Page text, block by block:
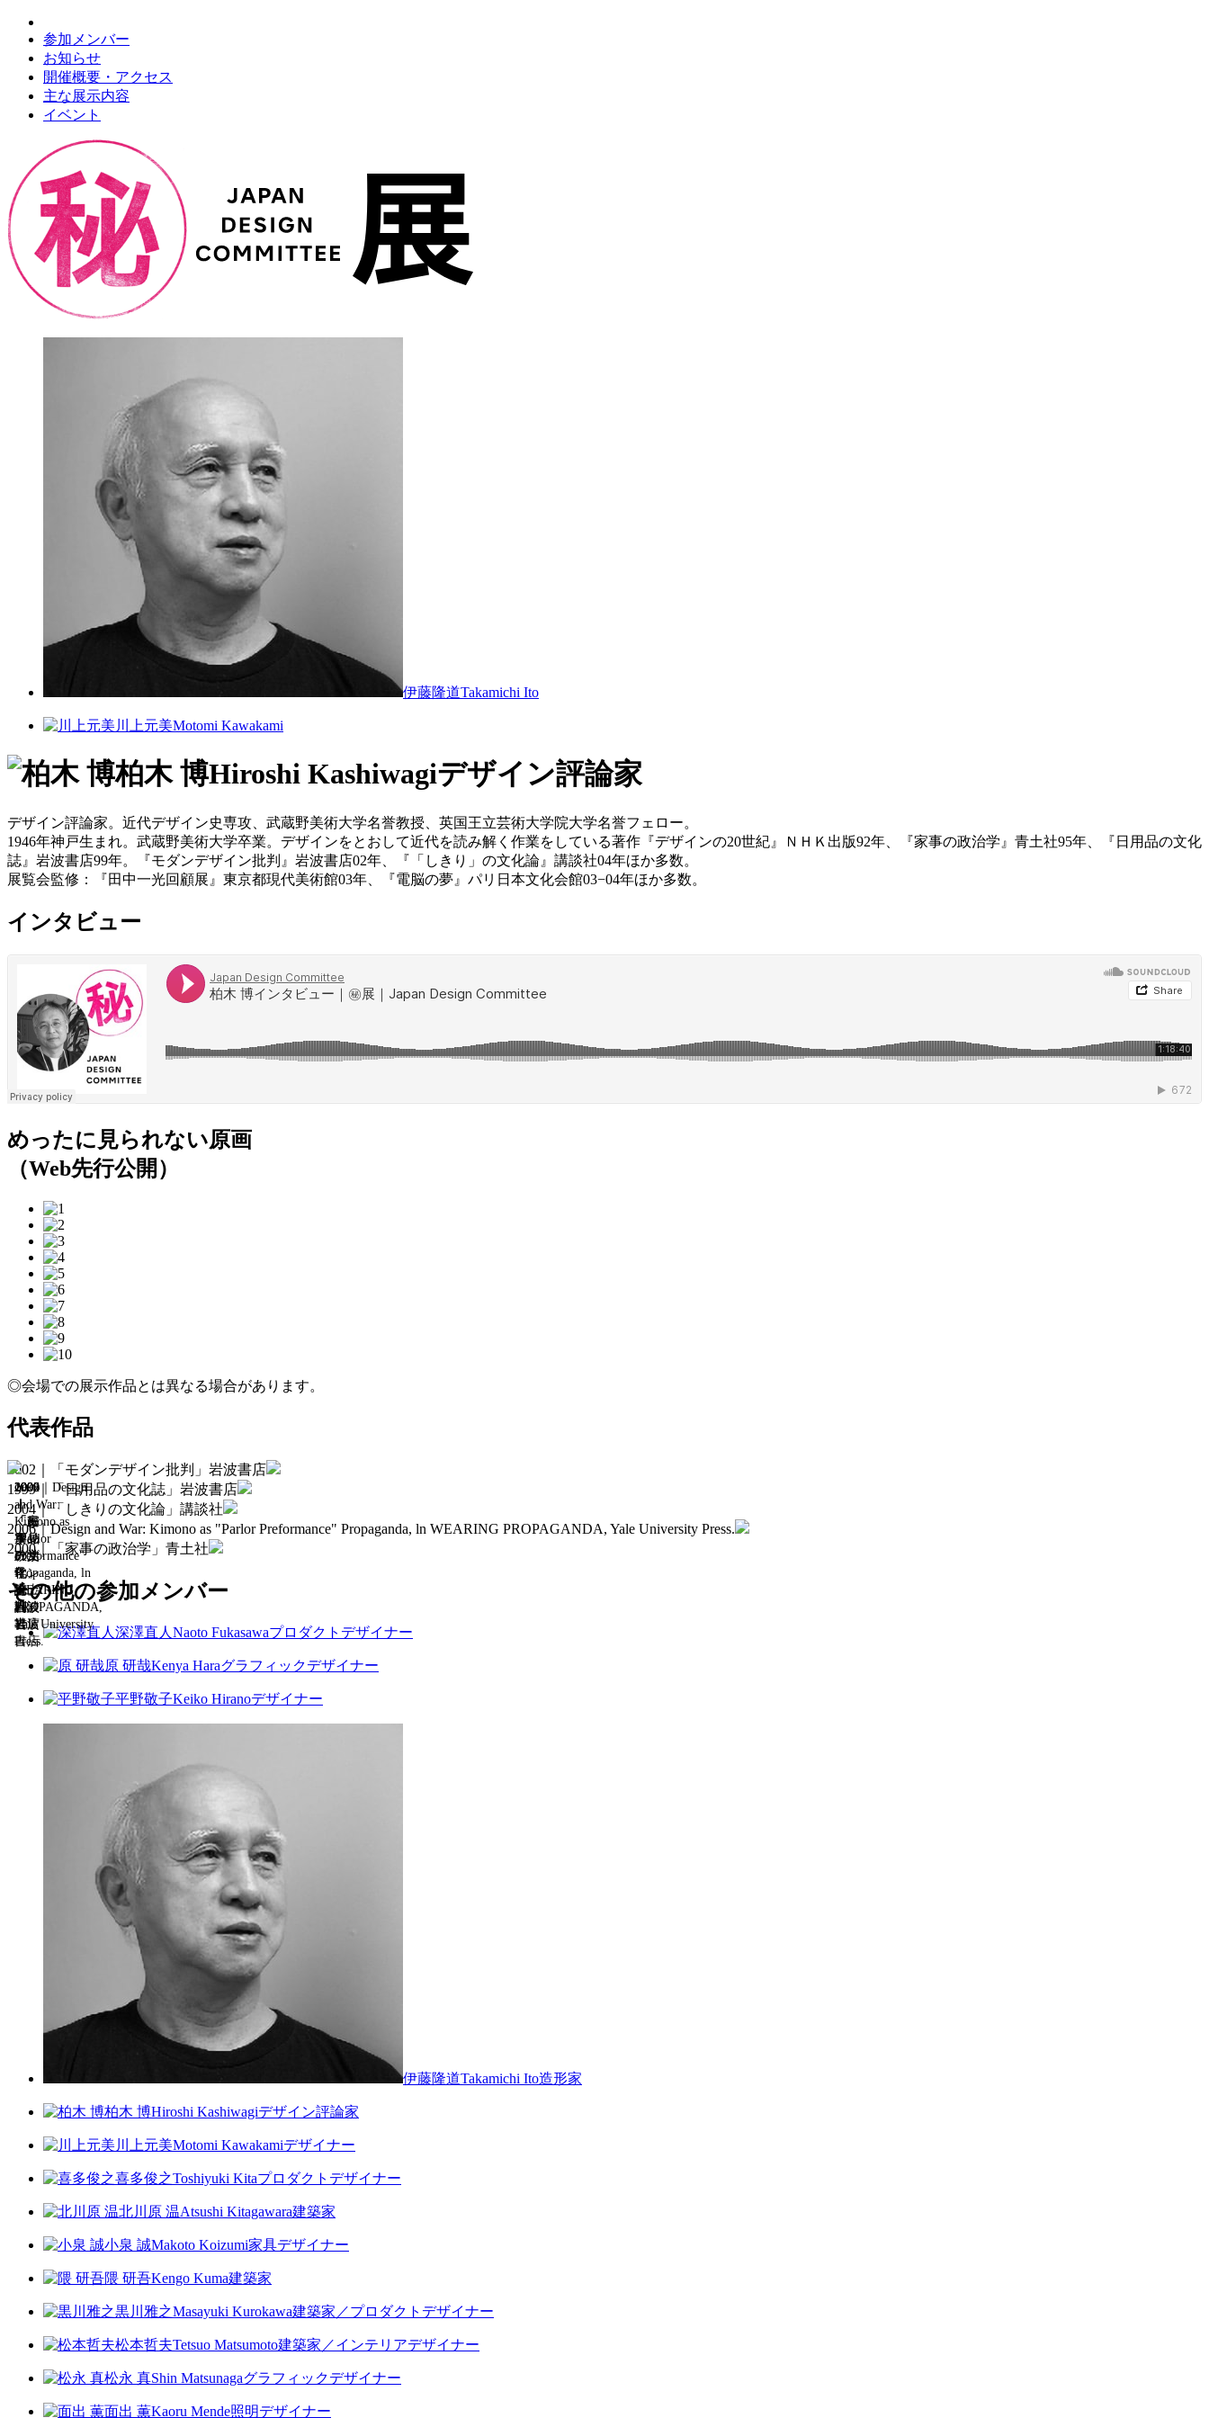
参加メンバー
お知らせ
開催概要・アクセス
主な展示内容
イベント
伊藤隆道Takamichi Ito
川上元美Motomi Kawakami
柏木 博Hiroshi Kashiwagiデザイン評論家
デザイン評論家。近代デザイン史専攻、武蔵野美術大学名誉教授、英国王立芸術大学院大学名誉フェロー。
1946年神戸生まれ。武蔵野美術大学卒業。デザインをとおして近代を読み解く作業をしている著作『デザインの20世紀』ＮＨＫ出版92年、『家事の政治学』青土社95年、『日用品の文化
誌』岩波書店99年。『モダンデザイン批判』岩波書店02年、『「しきり」の文化論』講談社04年ほか多数。
展覧会監修：『田中一光回顧展』東京都現代美術館03年、『電脳の夢』パリ日本文化会館03−04年ほか多数。
インタビュー
めったに見られない原画
（Web先行公開）
◎会場での展示作品とは異なる場合があります。
代表作品
2002
｜
「モ
ダン
デザ
イン
批
判」
岩波
書店
1999
｜
「日
用品
の文
化
誌」
岩波
書店
2004
｜
「し
きり
の文
化
論」
講談
社
2006｜Design
and War:
Kimono as
"Parlor
Preformance"
Propaganda, ln
WEARING
PROPAGANDA,
Yale University
Press.
2000
｜
「家
事の
政治
学」
青土
社
2002｜「モダンデザイン批判」岩波書店
1999｜「日用品の文化誌」岩波書店
2004｜「しきりの文化論」講談社
2006｜Design and War: Kimono as "Parlor Preformance" Propaganda, ln WEARING PROPAGANDA, Yale University Press.
2000｜「家事の政治学」青土社
その他の参加メンバー
深澤直人 Naoto Fukasawaプロダクトデザイナー
原 研哉Kenya Haraグラフィックデザイナー
平野敬子Keiko Hiranoデザイナー
伊藤隆道Takamichi Ito造形家
柏木 博Hiroshi Kashiwagiデザイン評論家
川上元美Motomi Kawakamiデザイナー
喜多俊之Toshiyuki Kitaプロダクトデザイナー
北川原 温Atsushi Kitagawara建築家
小泉 誠Makoto Koizumi家具デザイナー
隈 研吾Kengo Kuma建築家
黒川雅之Masayuki Kurokawa建築家／プロダクトデザイナー
松本哲夫Tetsuo Matsumoto建築家／インテリアデザイナー
松永 真Shin Matsunagaグラフィックデザイナー
面出 薫Kaoru Mende照明デザイナー